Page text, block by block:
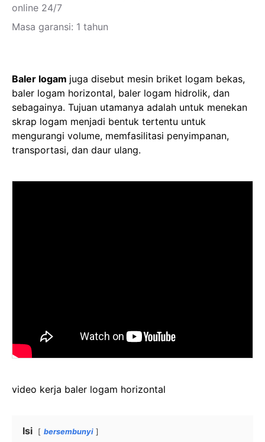
online 24/7
Masa garansi: 1 tahun
Baler logam juga disebut mesin briket logam bekas,
baler logam horizontal, baler logam hidrolik, dan
sebagainya. Tujuan utamanya adalah untuk menekan
skrap logam menjadi bentuk tertentu untuk
mengurangi volume, memfasilitasi penyimpanan,
transportasi, dan daur ulang.
video kerja baler logam horizontal
Isi bersembunyi